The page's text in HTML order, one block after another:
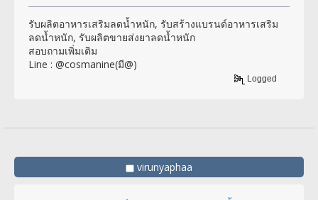
รับผลิตอาหารเสริมลดน้ำหนัก, รับสร้างแบรนด์อาหารเสริม
ลดน้ำหนัก, รับผลิตขายส่งยาลดน้ำหนัก
สอบถามเพิ่มเติม
Line : @cosmanine(มี@)
Logged
virunyaphaa